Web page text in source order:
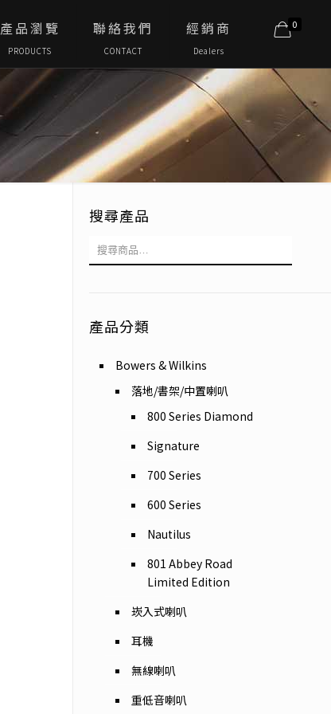
產品瀏覽
PRODUCTS
聯絡我們
CONTACT
經銷商
Dealers
0
搜尋產品
產品分類
Bowers & Wilkins
落地/書架/中置喇叭
800 Series Diamond
Signature
700 Series
600 Series
Nautilus
801 Abbey Road
Limited Edition
崁入式喇叭
耳機
無線喇叭
重低音喇叭